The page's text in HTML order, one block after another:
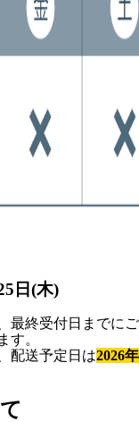
日(木)
最終受付日までにご
す。
配送予定日は2026年